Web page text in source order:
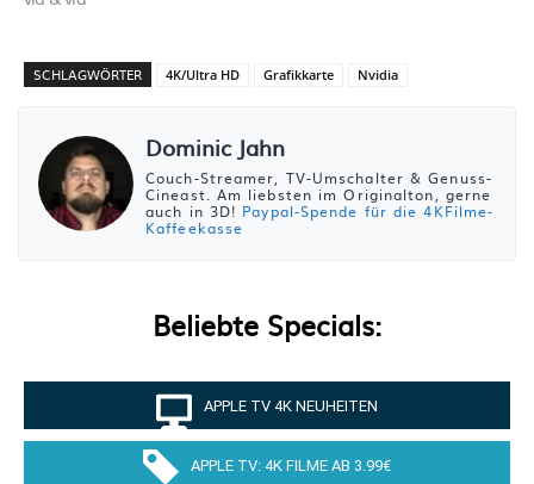
SCHLAGWÖRTER 4K/Ultra HD Grafikkarte Nvidia
Dominic Jahn
Couch-Streamer, TV-Umschalter & Genuss-
Cineast. Am liebsten im Originalton, gerne
auch in 3D! Paypal-Spende für die 4KFilme-
Kaffeekasse
Beliebte Specials:
APPLE TV 4K NEUHEITEN
APPLE TV: 4K FILME AB 3.99€